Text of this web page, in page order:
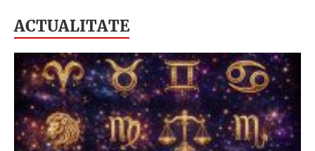
ACTUALITATE